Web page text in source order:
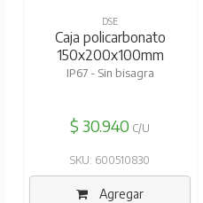
DSE
Caja policarbonato
150x200x100mm
IP67 - Sin bisagra
$ 30.940 C/U
SKU: 600510830
Agregar